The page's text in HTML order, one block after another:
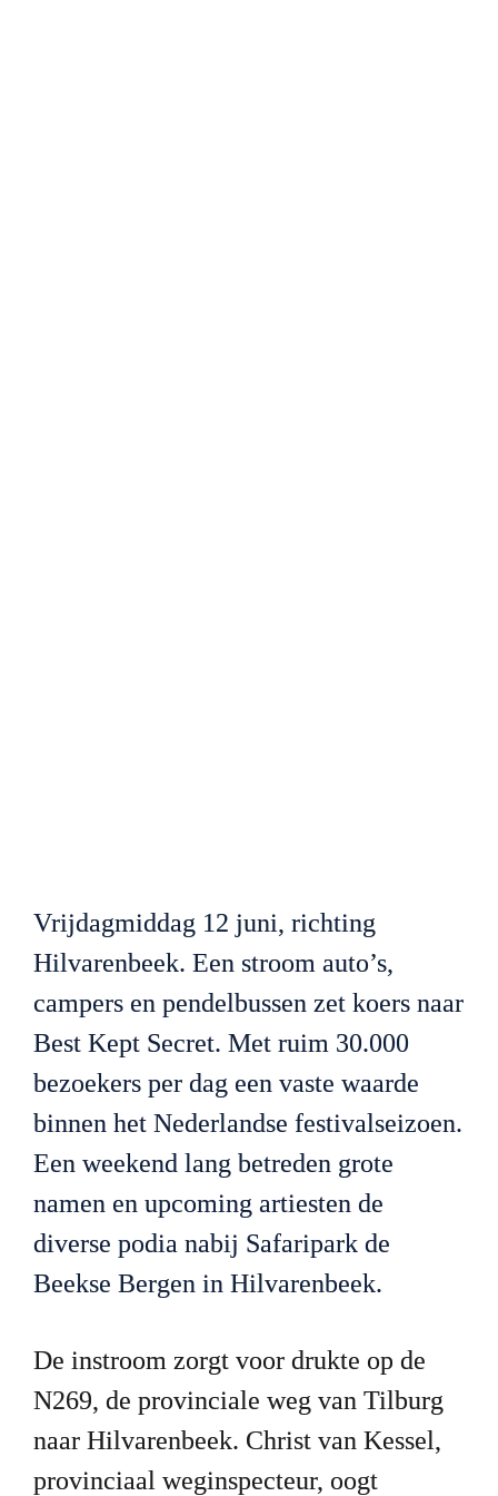
Vrijdagmiddag 12 juni, richting
Hilvarenbeek. Een stroom auto’s,
campers en pendelbussen zet koers naar
Best Kept Secret. Met ruim 30.000
bezoekers per dag een vaste waarde
binnen het Nederlandse festivalseizoen.
Een weekend lang betreden grote
namen en upcoming artiesten de
diverse podia nabij Safaripark de
Beekse Bergen in Hilvarenbeek.
De instroom zorgt voor drukte op de
N269, de provinciale weg van Tilburg
naar Hilvarenbeek. Christ van Kessel,
provinciaal weginspecteur, oogt